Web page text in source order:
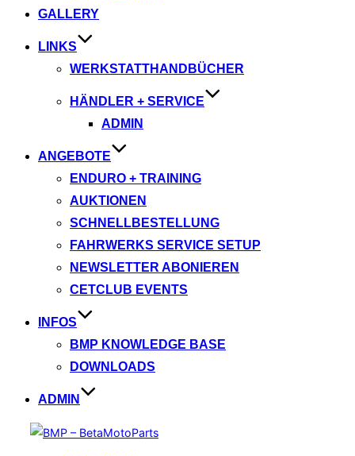
GALLERY
LINKS
WERKSTATTHANDBÜCHER
HÄNDLER + SERVICE
ADMIN
ANGEBOTE
ENDURO + TRAINING
AUKTIONEN
SCHNELLBESTELLUNG
FAHRWERKS SERVICE SETUP
NEWSLETTER ABONIEREN
CETCLUB EVENTS
INFOS
BMP KNOWLEDGE BASE
DOWNLOADS
ADMIN